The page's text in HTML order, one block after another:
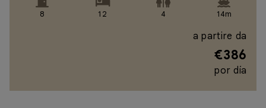
8 12 4 14m
a partire da
€386
por día